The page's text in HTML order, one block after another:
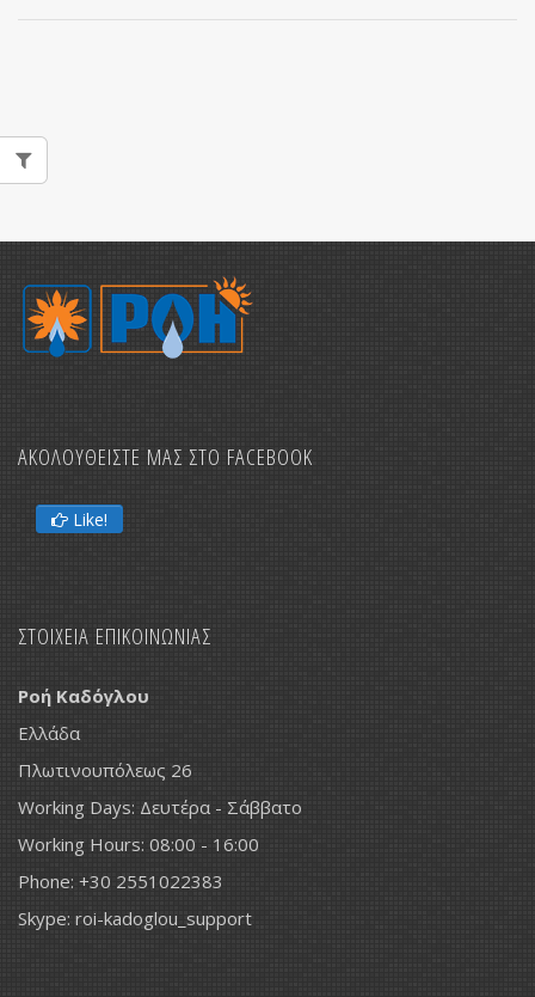
ΑΚΟΛΟΥΘΕΙΣΤΕ ΜΑΣ ΣΤΟ FACEBOOK
Like!
ΣΤΟΙΧΕΙΑ ΕΠΙΚΟΙΝΩΝΙΑΣ
Ροή Καδόγλου
Ελλάδα
Πλωτινουπόλεως 26
Working Days: Δευτέρα - Σάββατο
Working Hours: 08:00 - 16:00
Phone: +30 2551022383
Skype: roi-kadoglou_support